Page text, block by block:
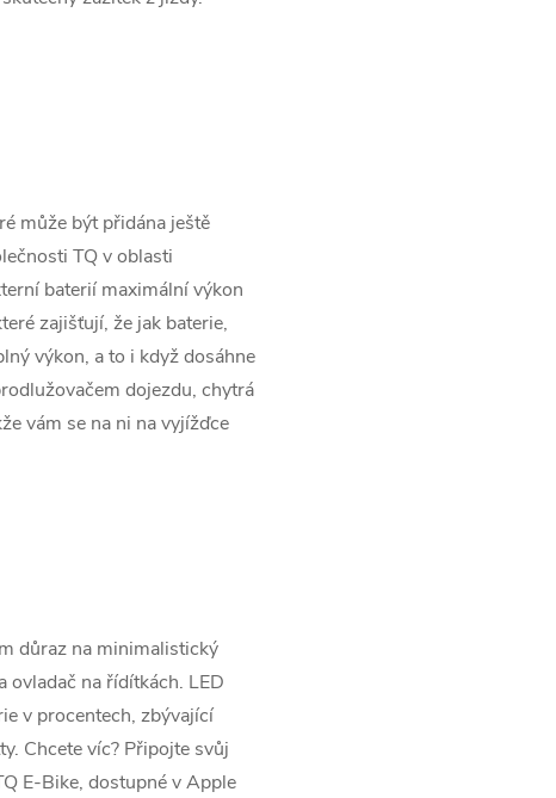
může být přidána ještě
TQ v oblasti
baterií maximální výkon
zajišťují, že jak baterie,
výkon, a to i když dosáhne
dojezdu, chytrá
vám se na ni na vyjížďce
důraz na minimalistický
na řídítkách. LED
v procentech, zbývající
Chcete víc? Připojte svůj
E-Bike, dostupné v Apple